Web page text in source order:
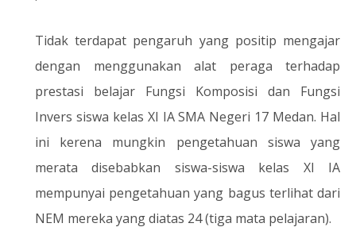
Tidak terdapat pengaruh yang positip mengajar
dengan menggunakan alat peraga terhadap
prestasi belajar Fungsi Komposisi dan Fungsi
Invers siswa kelas XI IA SMA Negeri 17 Medan. Hal
ini kerena mungkin pengetahuan siswa yang
merata disebabkan siswa-siswa kelas XI IA
mempunyai pengetahuan yang bagus terlihat dari
NEM mereka yang diatas 24 (tiga mata pelajaran).